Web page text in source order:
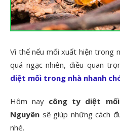
Vì thế nếu mối xuất hiện trong
quá ngạc nhiên, điều quan
diệt mối trong nhà nhanh
Hôm nay công ty diệt
Nguyên sẽ giúp những cách
nhé.